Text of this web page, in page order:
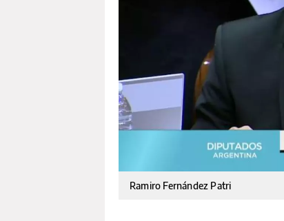
Ramiro Fernández Patri